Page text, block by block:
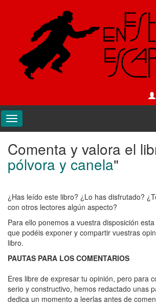
Comenta
y
valora
el
libro:
Entre
pólvora
y
canela
Comenta y valora el
pólvora y canela"
¿Has leído este libro? ¿Lo has disfrutado?
con otros lectores algún aspecto?
Para ello ponemos a vuestra disposición
que podéis exponer y compartir vuestras
libro.
PAUTAS PARA LOS COMENTARIOS
Eres libre de expresar tu opinión, pero para
serio y constructivo, hemos redactado unas
dedica un momento a leerlas antes de